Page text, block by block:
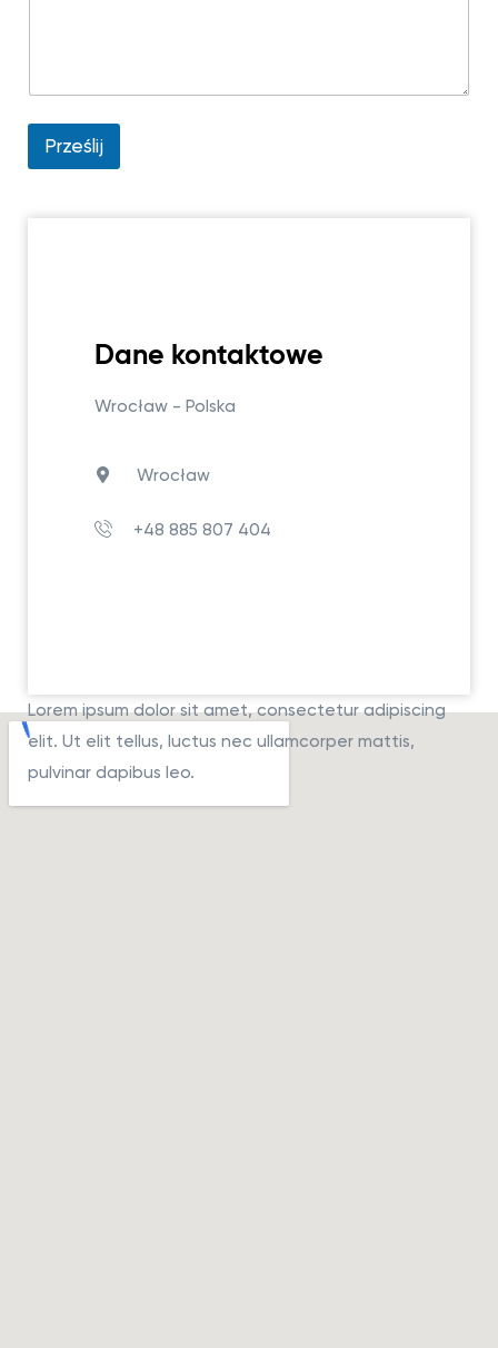
Prześlij
Dane kontaktowe
Wrocław - Polska
Wrocław
+48 885 807 404
Lorem ipsum dolor sit amet, consectetur adipiscing
elit. Ut elit tellus, luctus nec ullamcorper mattis,
pulvinar dapibus leo.